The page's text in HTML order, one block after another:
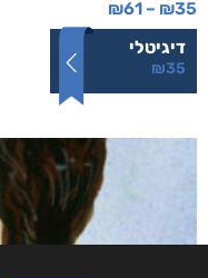
₪35
–
₪61
דיגיטלי
₪35